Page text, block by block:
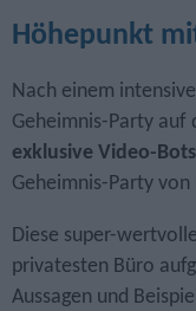
Höhepunkt
Nach einem
Geheimnis-Party auf
exklusive Video-
Geheimnis-Party von
Diese super-
privatesten Büro
Aussagen und